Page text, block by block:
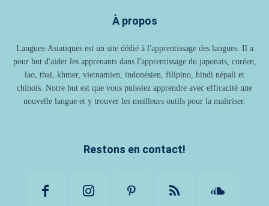
À propos
Langues-Asiatiques est un site dédié à l'apprentissage des langues. Il a
pour but d'aider les apprenants dans l'apprentissage du japonais, coréen,
lao, thaï, khmer, vietnamien, indonésien, filipino, hindi népali et
chinois. Notre but est que vous puissiez apprendre avec efficacité une
nouvelle langue et y trouver les meilleurs outils pour la maîtriser.
Restons en contact!